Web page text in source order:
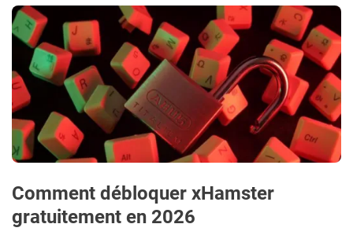
Comment débloquer xHamster
gratuitement en 2026